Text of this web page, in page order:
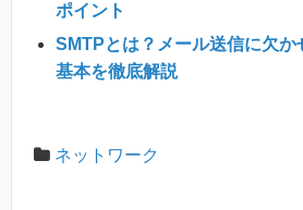
ポイント
SMTPとは？メール送信に欠か
基本を徹底解説
ネットワーク